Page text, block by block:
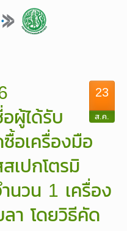
23
ส.ค.
ผู้ได้รับ
อเครื่องมือ
เปกโตรมิ
นวน 1 เครื่อง
า โดยวิธีคัด